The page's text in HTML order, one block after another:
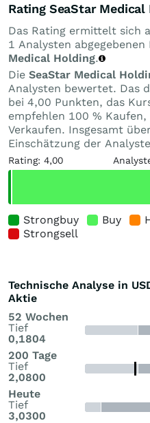
Rating SeaStar
Das Rating ermittelt sich
1 Analysten
Medical Holding.
Die SeaStar Medical
Analysten bewertet. Das
bei 4,00 Punkten, das
empfehlen 100 %
Verkaufen. Insgesamt
Einschätzung der
Rating: 4,00
Strongbuy Buy
Strongsell
Technische Analyse in
Aktie
52 Wochen
Tief
0,1804
200 Tage
Tief
2,0800
Heute
Tief
3,0300